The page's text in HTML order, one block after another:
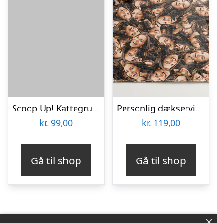
Scoop Up! Kattegrusskovl med Beholder
kr. 99,00
Gå til shop
Personlig dækserviet med Billede – Multiface
kr. 119,00
Gå til shop